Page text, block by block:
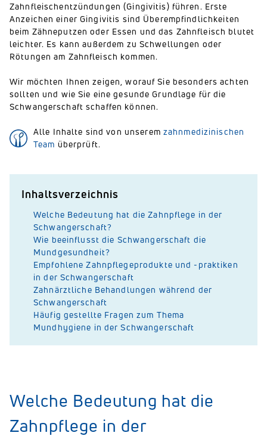
Zahnfleischentzündungen (Gingivitis) führen. Erste
Anzeichen einer Gingivitis sind Überempfindlichkeiten
beim Zähneputzen oder Essen und das Zahnfleisch blutet
leichter. Es kann außerdem zu Schwellungen oder
Rötungen am Zahnfleisch kommen.
Wir möchten Ihnen zeigen, worauf Sie besonders achten
sollten und wie Sie eine gesunde Grundlage für die
Schwangerschaft schaffen können.
Alle Inhalte sind von unserem zahnmedizinischen
Team überprüft.
Inhaltsverzeichnis
Welche Bedeutung hat die Zahnpflege in der
Schwangerschaft?
Wie beeinflusst die Schwangerschaft die
Mundgesundheit?
Empfohlene Zahnpflegeprodukte und -praktiken
in der Schwangerschaft
Zahnärztliche Behandlungen während der
Schwangerschaft
Häufig gestellte Fragen zum Thema
Mundhygiene in der Schwangerschaft
Welche Bedeutung hat die
Zahnpflege in der